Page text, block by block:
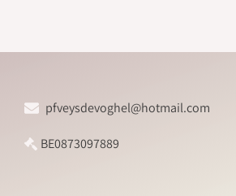
pfveysdevoghel@hotmail.com
BE0873097889